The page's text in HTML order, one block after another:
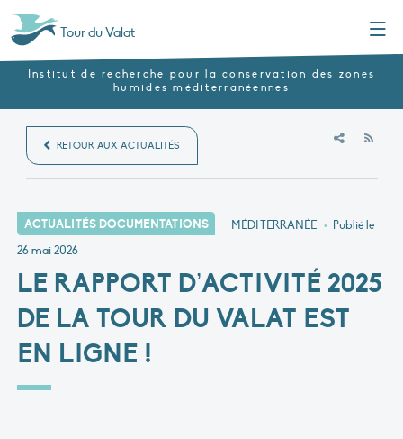
Tour du Valat
Institut de recherche pour la conservation des zones
humides méditerranéennes
RETOUR AUX ACTUALITÉS
ACTUALITÉS DOCUMENTATIONS MÉDITERRANÉE • Publié le
26 mai 2026
LE RAPPORT D’ACTIVITÉ 2025
DE LA TOUR DU VALAT EST
EN LIGNE !